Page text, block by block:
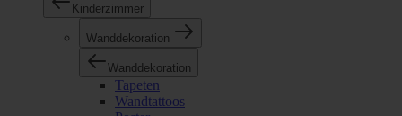
Kinderzimmer
Wanddekoration
Wanddekoration
Tapeten
Wandtattoos